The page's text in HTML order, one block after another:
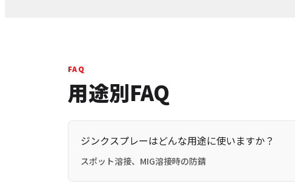
FAQ
用途別FAQ
ジンクスプレーはどんな用途に使いますか？
スポット溶接、MIG溶接時の防錆